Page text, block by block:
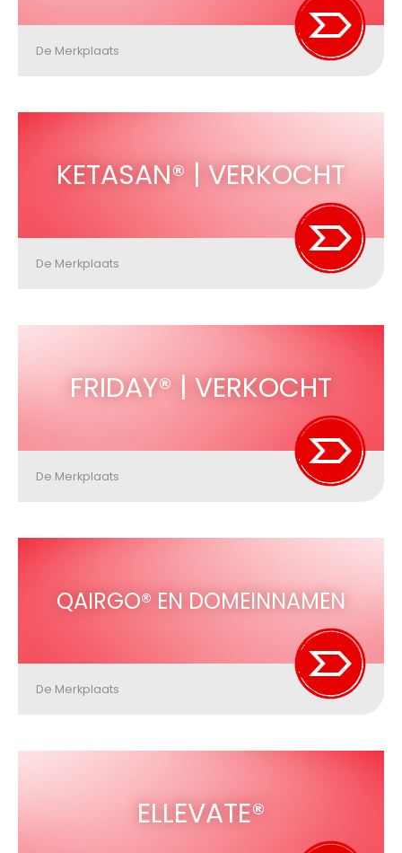
De Merkplaats
KETASAN® | VERKOCHT
De Merkplaats
FRIDAY® | VERKOCHT
De Merkplaats
QAIRGO® EN DOMEINNAMEN
De Merkplaats
ELLEVATE®